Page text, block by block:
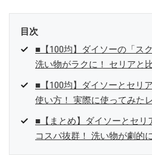
目次
■【100均】ダイソーの「ス
洗い物がラクに！ セリアと
■【100均】ダイソーとセリ
使い方！ 実際に使ってみた
■【まとめ】ダイソーとセリ
コスパ抜群！ 洗い物が劇的